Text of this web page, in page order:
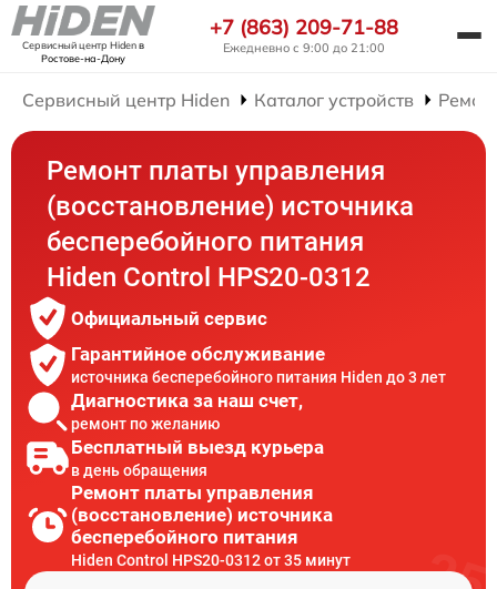
Сервисный центр Hidenв
Ростове-на-Дону
+7 (863) 209-71-88
Ежедневно с 9:00 до 21:00
Сервисный центр Hiden Каталог устройств
Ремонт платы управления
(восстановление) источника
бесперебойного питания
Hiden Control HPS20-0312
Официальный сервис
Гарантийное обслуживание
источника бесперебойного питания Hiden до 3 лет
Диагностика за наш счет,
ремонт по желанию
Бесплатный выезд курьера
в день обращения
Ремонт платы управления
(восстановление) источника
бесперебойного питания
Hiden Control HPS20-0312 от 35 минут